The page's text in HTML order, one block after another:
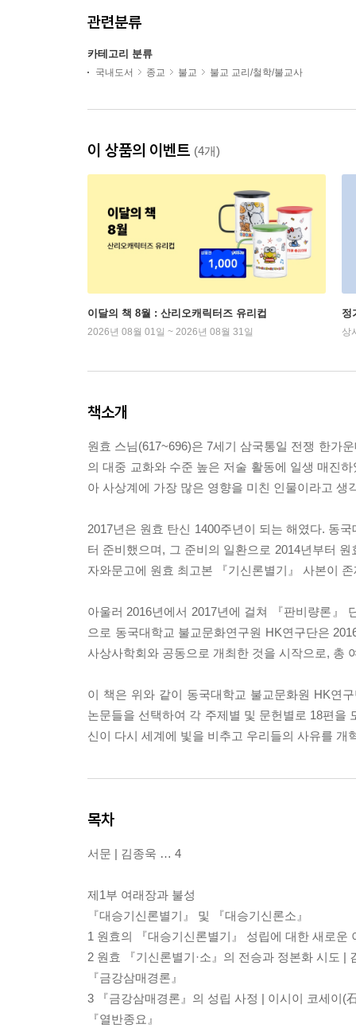
관련분류
카테고리 분류
국내도서 종교 불교 불교 교리/철학/불교사
이 상품의 이벤트 (4개)
이달의 책 8월 : 산리오캐릭터즈 유리컵
2026년 08월 01일 ~ 2026년 08월 31일
정
상
책소개
원효 스님(617~696)은 7세기 삼국통일 전쟁 한가
의 대중 교화와 수준 높은 저술 활동에 일생 매진
아 사상계에 가장 많은 영향을 미친 인물이라고 생
2017년은 원효 탄신 1400주년이 되는 해였다. 동
터 준비했으며, 그 준비의 일환으로 2014년부터
자와문고에 원효 최고본 『기신론별기』 사본이
아울러 2016년에서 2017년에 걸쳐 『판비량론』
으로 동국대학교 불교문화연구원 HK연구단은
사상사학회와 공동으로 개최한 것을 시작으로, 총
이 책은 위와 같이 동국대학교 불교문화원 HK연
논문들을 선택하여 각 주제별 및 문헌별로 18편을
신이 다시 세계에 빛을 비추고 우리들의 사유를
목차
서문 | 김종욱 … 4
제1부 여래장과 불성
『대승기신론별기』 및 『대승기신론소』
1 원효의 『대승기신론별기』 성립에 대한 새로운
2 원효 『기신론별기·소』의 전승과 정본화 시도 |
『금강삼매경론』
3 『금강삼매경론』의 성립 사정 | 이시이 코세이(
『열반종요』